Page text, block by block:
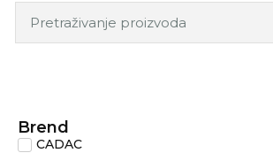
Brend
CADAC